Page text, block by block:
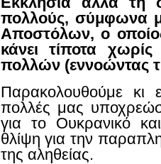
πολλούς, σύμφωνα
Αποστόλων, ο
κάνει τίποτα
πολλών (εννοώντας
Παρακολουθούμε κι
πολλές μας
για το Ουκρανικό
θλίψη για την
της αληθείας.